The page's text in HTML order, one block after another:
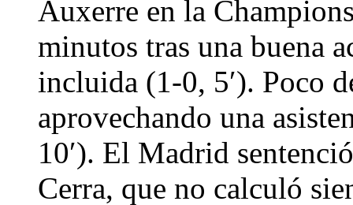
Auxerre en la
minutos tras una buena
incluida (1-0, 5′). Poco
aprovechando una
10′). El Madrid
Cerra, que no calculó